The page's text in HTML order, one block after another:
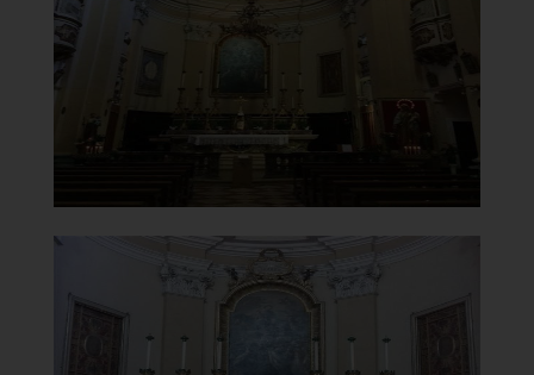
Chiesa Madonna del Carmine